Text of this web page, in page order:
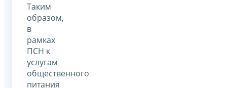
Таким
образом,
в
рамках
ПСН к
услугам
общественного
питания